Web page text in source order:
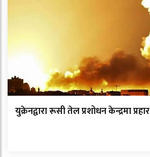
युक्रेनद्वारा रूसी तेल प्रशोधन केन्द्रमा प्रहार